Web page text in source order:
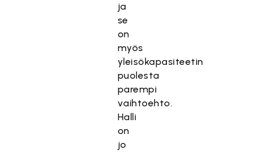
ja
se
on
myös
yleisökapasiteetin
puolesta
parempi
vaihtoehto.
Halli
on
jo